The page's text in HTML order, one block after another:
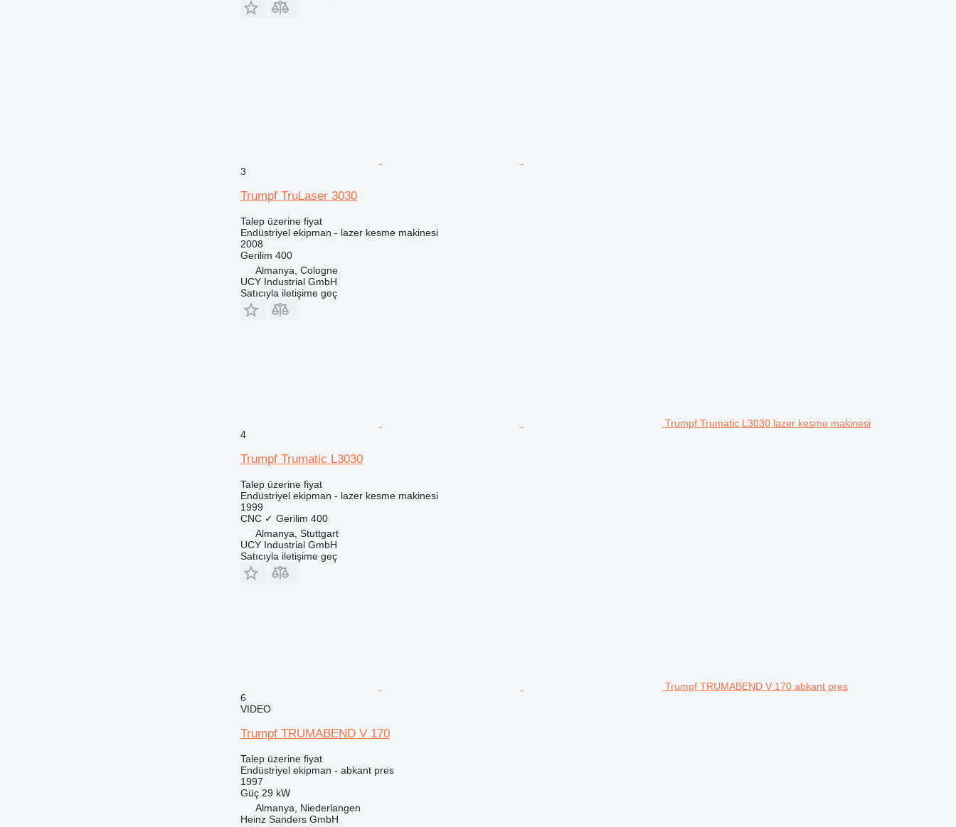
3
Trumpf TruLaser 3030
Talep üzerine fiyat
Endüstriyel ekipman - lazer kesme makinesi
2008
Gerilim 400
Almanya, Cologne
UCY Industrial GmbH
Satıcıyla iletişime geç
Trumpf Trumatic L3030 lazer kesme makinesi
4
Trumpf Trumatic L3030
Talep üzerine fiyat
Endüstriyel ekipman - lazer kesme makinesi
1999
CNC ✓ Gerilim 400
Almanya, Stuttgart
UCY Industrial GmbH
Satıcıyla iletişime geç
Trumpf TRUMABEND V 170 abkant pres
6
VIDEO
Trumpf TRUMABEND V 170
Talep üzerine fiyat
Endüstriyel ekipman - abkant pres
1997
Güç 29 kW
Almanya, Niederlangen
Heinz Sanders GmbH